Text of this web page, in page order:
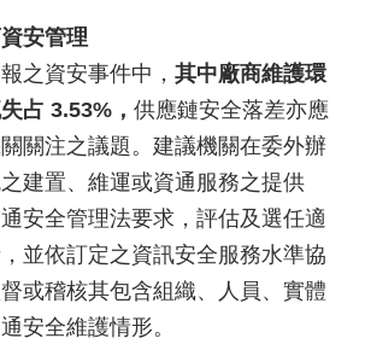
安管理
之資安事件中， 其中廠商維護環
占 3.53%， 供應鏈安全落差亦應
關注之議題。建議機關在委外辦
建置、維運或資通服務之提供
安全管理法要求，評估及選任適
並依訂定之資訊安全服務水準協
或稽核其包含組織、人員、實體
安全維護情形。